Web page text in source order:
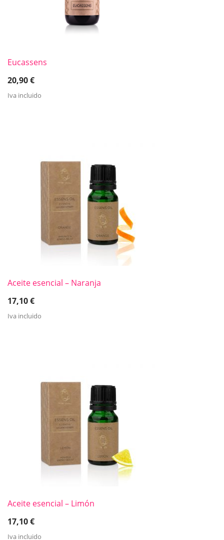
Eucassens
20,90€
Iva incluido
Aceite esencial – Naranja
17,10€
Iva incluido
Aceite esencial – Limón
17,10€
Iva incluido